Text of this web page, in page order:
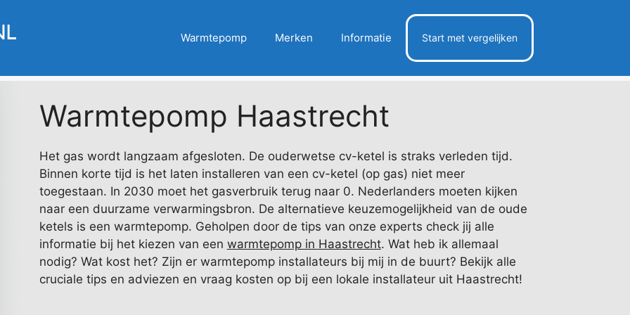
Warmtepomp Merken Informatie Start met vergelijken
Warmtepomp Haastrecht
Het gas wordt langzaam afgesloten. De ouderwetse cv-ketel is straks verleden tijd.
Binnen korte tijd is het laten installeren van een cv-ketel (op gas) niet meer
toegestaan. In 2030 moet het gasverbruik terug naar 0. Nederlanders moeten kijken
naar een duurzame verwarmingsbron. De alternatieve keuzemogelijkheid van de oude
ketels is een warmtepomp. Geholpen door de tips van onze experts check jij alle
informatie bij het kiezen van een warmtepomp in Haastrecht. Wat heb ik allemaal
nodig? Wat kost het? Zijn er warmtepomp installateurs bij mij in de buurt? Bekijk alle
cruciale tips en adviezen en vraag kosten op bij een lokale installateur uit Haastrecht!